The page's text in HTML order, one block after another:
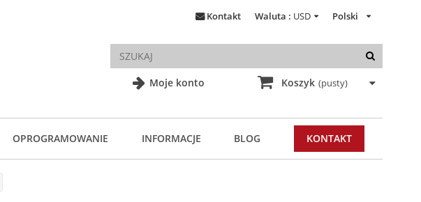
Moje konto
Polski
Waluta : USD
Kontakt
Koszyk (pusty)
OPROGRAMOWANIE INFORMACJE BLOG KONTAKT